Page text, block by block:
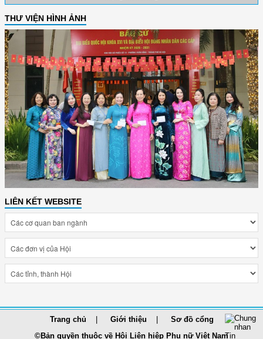
THƯ VIỆN HÌNH ẢNH
LIÊN KẾT WEBSITE
Trang chủ Giới thiệu
Sơ đồ cổng
©Bản quyền thuộc về Hội Liên hiệp Phụ nữ Việt Nam